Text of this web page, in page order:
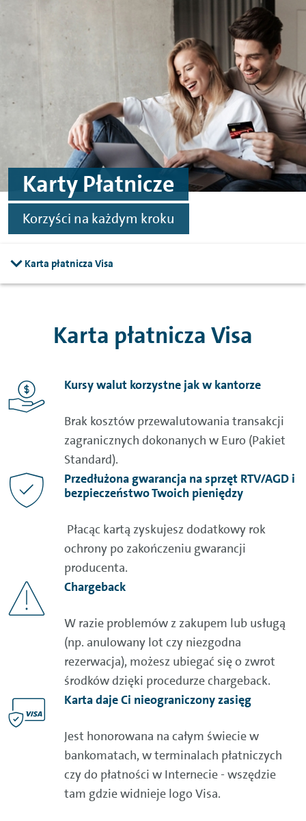
Przejdź do treści
Przejdź do stopki
Karty Płatnicze
Korzyści na każdym kroku
Karta płatnicza Visa
Karta płatnicza Visa
Kursy walut korzystne jak w kantorze
Brak kosztów przewalutowania transakcji
zagranicznych dokonanych w Euro (Pakiet
Standard).
Przedłużona gwarancja na sprzęt RTV/AGD i
bezpieczeństwo Twoich pieniędzy
Płacąc kartą zyskujesz dodatkowy rok
ochrony po zakończeniu gwarancji
producenta.
Chargeback
W razie problemów z zakupem lub usługą
(np. anulowany lot czy niezgodna
rezerwacja), możesz ubiegać się o zwrot
środków dzięki procedurze chargeback.
Karta daje Ci nieograniczony zasięg
Jest honorowana na całym świecie w
bankomatach, w terminalach płatniczych
czy do płatności w Internecie - wszędzie
tam gdzie widnieje logo Visa.